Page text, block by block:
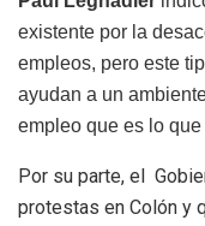
existente por la
empleos, pero este
ayudan a un
empleo que es lo
Por su parte, el
protestas en Colón y